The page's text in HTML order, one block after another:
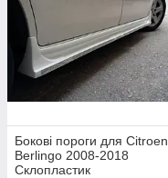
Бокові пороги для Citroen
Berlingo 2008-2018
Склопластик